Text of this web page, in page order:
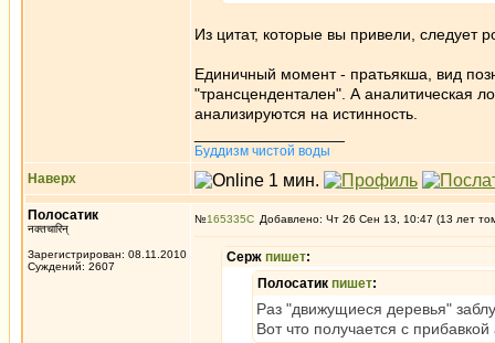
Из цитат, которые вы привели, следует
Единичный момент - пратьякша, вид
"трансцендентален". А аналитическая
анализируются на истинность.
Буддизм чистой воды
Наверх
Полосатик
नक्तचारिन्
Зарегистрирован: 08.11.2010
Суждений: 2607
№165335 Добавлено: Чт 26 Сен 13, 10:47 (13 лет
Серж пишет:
Полосатик пишет:
Раз "движущиеся деревья"
Вот что получается с